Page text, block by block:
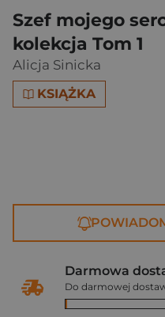
Szef mojego
kolekcja Tom 1
Alicja Sinicka
KSIĄŻKA
Darmowa
Do darmowej